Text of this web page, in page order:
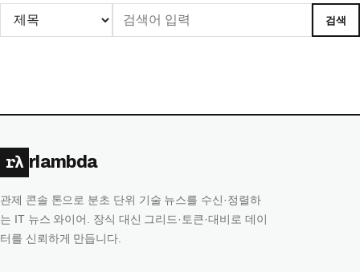
시
검색
rλ rlambda
관제 콘솔 톤으로 분초 단위 기술 뉴스를 수신·정렬하
는 IT 뉴스 와이어. 장식 대신 그리드·토큰·대비로 데이
터를 신뢰하게 만듭니다.